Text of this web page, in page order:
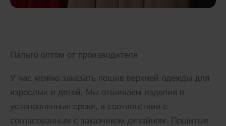
Пальто оптом от производителя
У нас можно заказать пошив верхней одежды для
взрослых и детей. Мы отшиваем изделия в
установленные сроки, в соответствии с
согласованным с заказчиком дизайном. Пошитые